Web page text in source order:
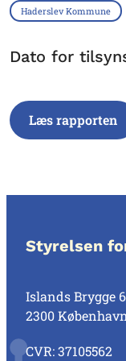
Haderslev Kommune
Dato for
Læs rapporten
Styrelsen
Islands Brygge
2300
CVR: 37105562